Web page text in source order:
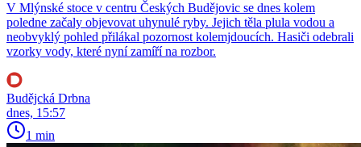
V Mlýnské stoce v centru Českých Budějovic se dnes kolem
poledne začaly objevovat uhynulé ryby. Jejich těla plula vodou a
neobvyklý pohled přilákal pozornost kolemjdoucích. Hasiči odebrali
vzorky vody, které nyní zamíří na rozbor.
Budějcká Drbna
dnes, 15:57
1 min